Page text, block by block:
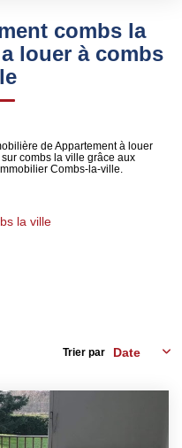
Surface min
combs la
louer à combs
de Appartement à louer
combs la ville grâce aux
Combs-la-ville.
la ville
Trier par